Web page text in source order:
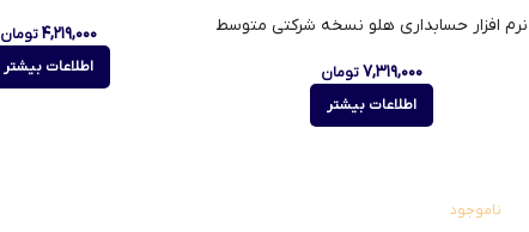
نرم افزار حسابداری هلو نسخه شرکتی متوسط
۷,۳۱۹,۰۰۰ تومان
اطلاعات بیشتر
۴,۲۱۹,۰۰۰ تومان
اطلاعات بیشتر
ناموجود